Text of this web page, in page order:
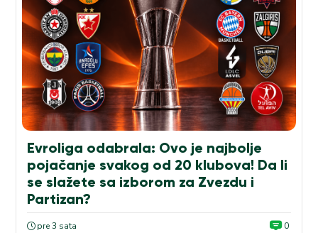
Evroliga odabrala: Ovo je najbolje
pojačanje svakog od 20 klubova! Da li
se slažete sa izborom za Zvezdu i
Partizan?
pre 3 sata 0